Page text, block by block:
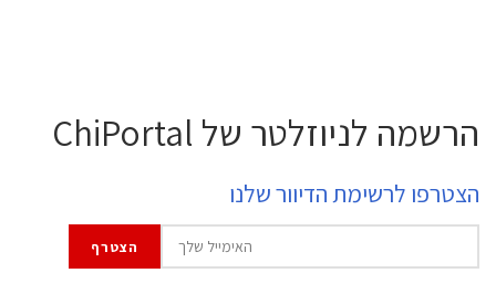
הרשמה לניוזלטר של ChiPortal
הצטרפו לרשימת הדיוור שלנו